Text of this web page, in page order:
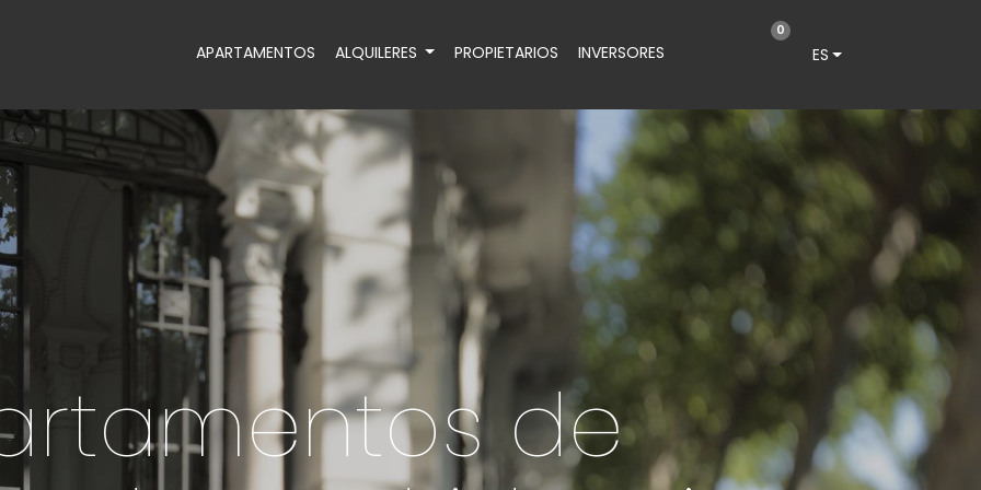
0
ES
APARTAMENTOS ALQUILERES PROPIETARIOS INVERSORES
de